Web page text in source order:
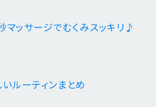
マッサージでむくみスッキリ♪
ルーティンまとめ